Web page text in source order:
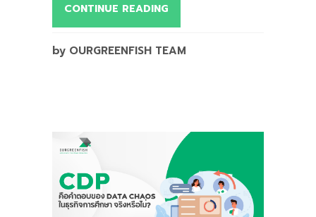
CONTINUE READING
by OURGREENFISH TEAM